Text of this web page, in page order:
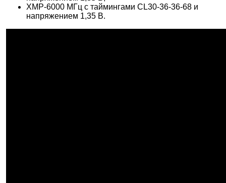
XMP-6000 МГц с таймингами CL30-36-36-68 и
напряжением 1,35 В.